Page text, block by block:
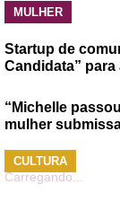
MULHER
Startup de
Candidata” para
“Michelle
mulher
CULTURA
Carregando...